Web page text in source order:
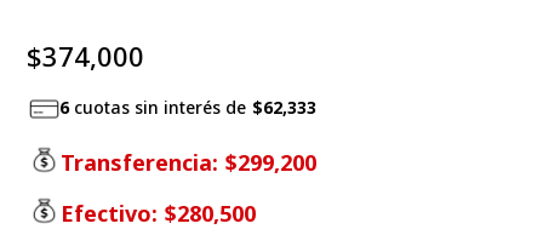
$374,000
6cuotas sin interés de $62,333
Transferencia: $299,200
Efectivo: $280,500